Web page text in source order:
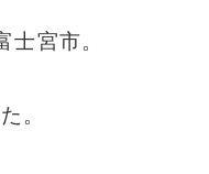
宮市。
。